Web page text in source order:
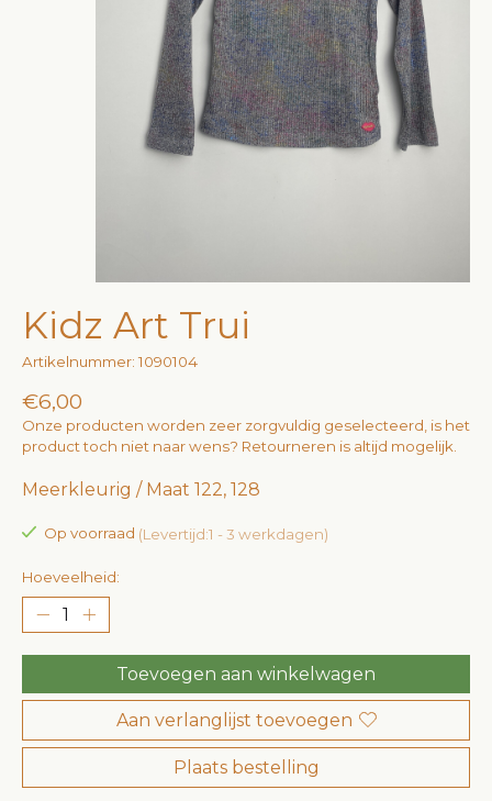
Kidz Art Trui
Artikelnummer: 1090104
€6,00
Onze producten worden zeer zorgvuldig geselecteerd, is het
product toch niet naar wens? Retourneren is altijd mogelijk.
Meerkleurig / Maat 122, 128
Op voorraad (Levertijd:1 - 3 werkdagen)
Hoeveelheid:
Toevoegen aan winkelwagen
Aan verlanglijst toevoegen
Plaats bestelling